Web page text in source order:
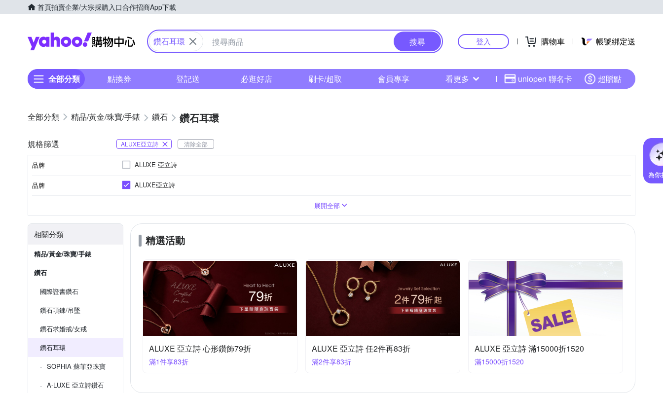
首頁拍賣企業/大宗採購入口合作招商App下載
Yahoo購物中心
鑽石耳環 搜尋 登入 購物車 帳號綁定送
全部分類 點換券 登記送 必逛好店 刷卡/超取 會員專享 看更多 uniopen 聯名卡 超贈點
精品/黃金/珠寶/手錶 鑽石 鑽石耳環
規格篩選 ALUXE亞立詩 清除全部
品牌 ALUXE 亞立詩
品牌 ALUXE亞立詩
18分~29分
展開全部
相關分類
精品/黃金/珠寶/手錶
鑽石
國際證書鑽石
鑽石項鍊/吊墜
鑽石求婚戒/女戒
鑽石耳環
SOPHIA 蘇菲亞珠寶
A-LUXE 亞立詩鑽石
精選活動
ALUXE 亞立詩 心形鑽飾79折
滿1件享83折
ALUXE 亞立詩 任2件再83折
滿2件享83折
ALUXE 亞立詩 滿15000折1520
滿15000折1520